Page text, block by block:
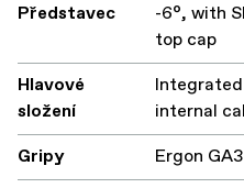
Představec
-6°, with
top cap
Hlavové
složení
internal
Gripy
Ergon GA3